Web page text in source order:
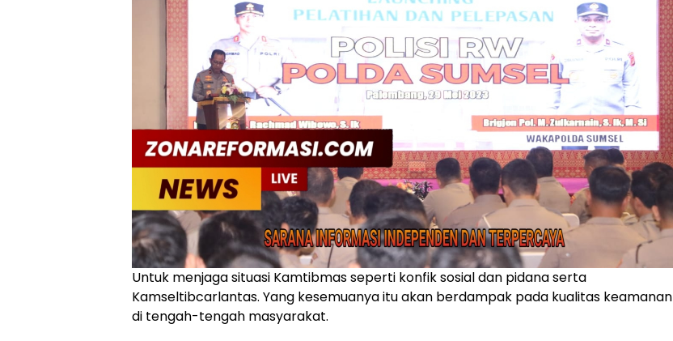
Untuk menjaga situasi Kamtibmas seperti konfik sosial dan pidana serta
Kamseltibcarlantas. Yang kesemuanya itu akan berdampak pada kualitas keamanan
di tengah-tengah masyarakat.